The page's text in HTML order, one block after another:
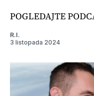
POGLEDAJTE
R.I.
3 listopada 2024